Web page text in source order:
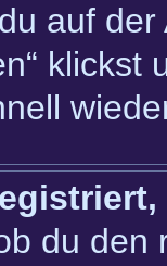
auf
klickst
du den